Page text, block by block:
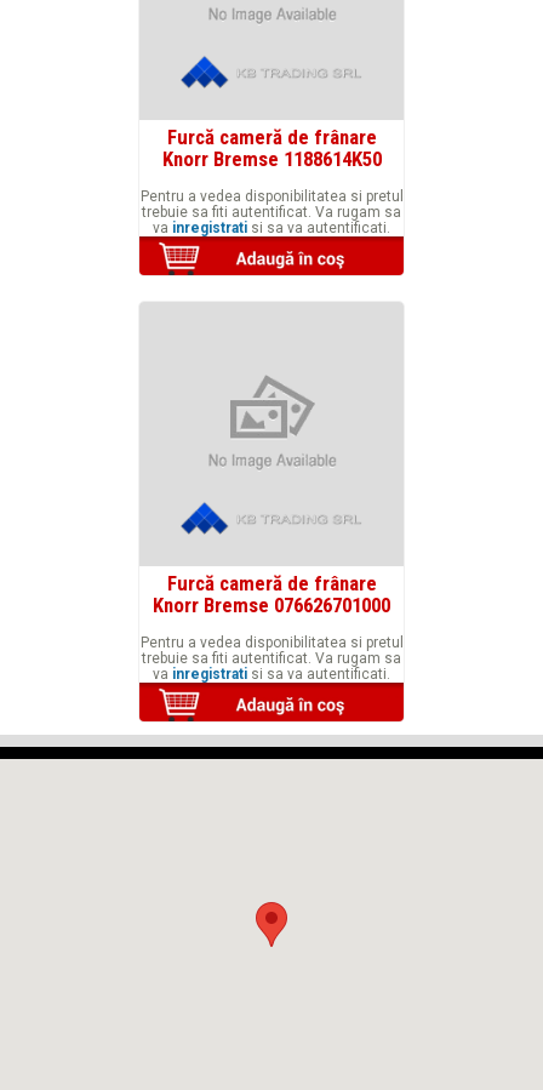
Furcă cameră de frânare
Knorr Bremse 1188614K50
Pentru a vedea disponibilitatea si pretul
trebuie sa fiti autentificat. Va rugam sa
va inregistrati si sa va autentificati.
Furcă cameră de frânare
Knorr Bremse 076626701000
Pentru a vedea disponibilitatea si pretul
trebuie sa fiti autentificat. Va rugam sa
va inregistrati si sa va autentificati.